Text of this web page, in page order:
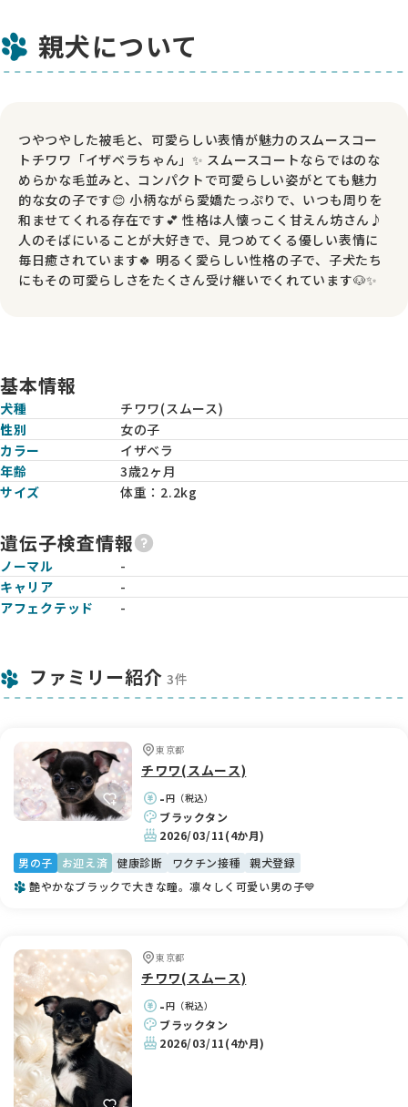
親犬について
つやつやした被毛と、可愛らしい表情が魅力のスムースコー
トチワワ「イザベラちゃん」✨ スムースコートならではのな
めらかな毛並みと、コンパクトで可愛らしい姿がとても魅力
的な女の子です😊 小柄ながら愛嬌たっぷりで、いつも周りを
和ませてくれる存在です💕 性格は人懐っこく甘えん坊さん♪
人のそばにいることが大好きで、見つめてくる優しい表情に
毎日癒されています🍀 明るく愛らしい性格の子で、子犬たち
にもその可愛らしさをたくさん受け継いでくれています🐶✨
基本情報
犬種
チワワ(スムース)
性別
女の子
カラー
イザベラ
年齢
3歳2ヶ月
サイズ
体重： 2.2kg
遺伝子検査情報
ノーマル
-
キャリア
-
アフェクテッド
-
ファミリー紹介 3件
東京都
チワワ(スムース)
-円（税込）
ブラックタン
2026/03/11(4か月)
男の子
お迎え済 健康診断 ワクチン接種
親犬登録
艶やかなブラックで大きな瞳。凛々しく可愛い男の子💙
東京都
チワワ(スムース)
-円（税込）
ブラックタン
2026/03/11(4か月)